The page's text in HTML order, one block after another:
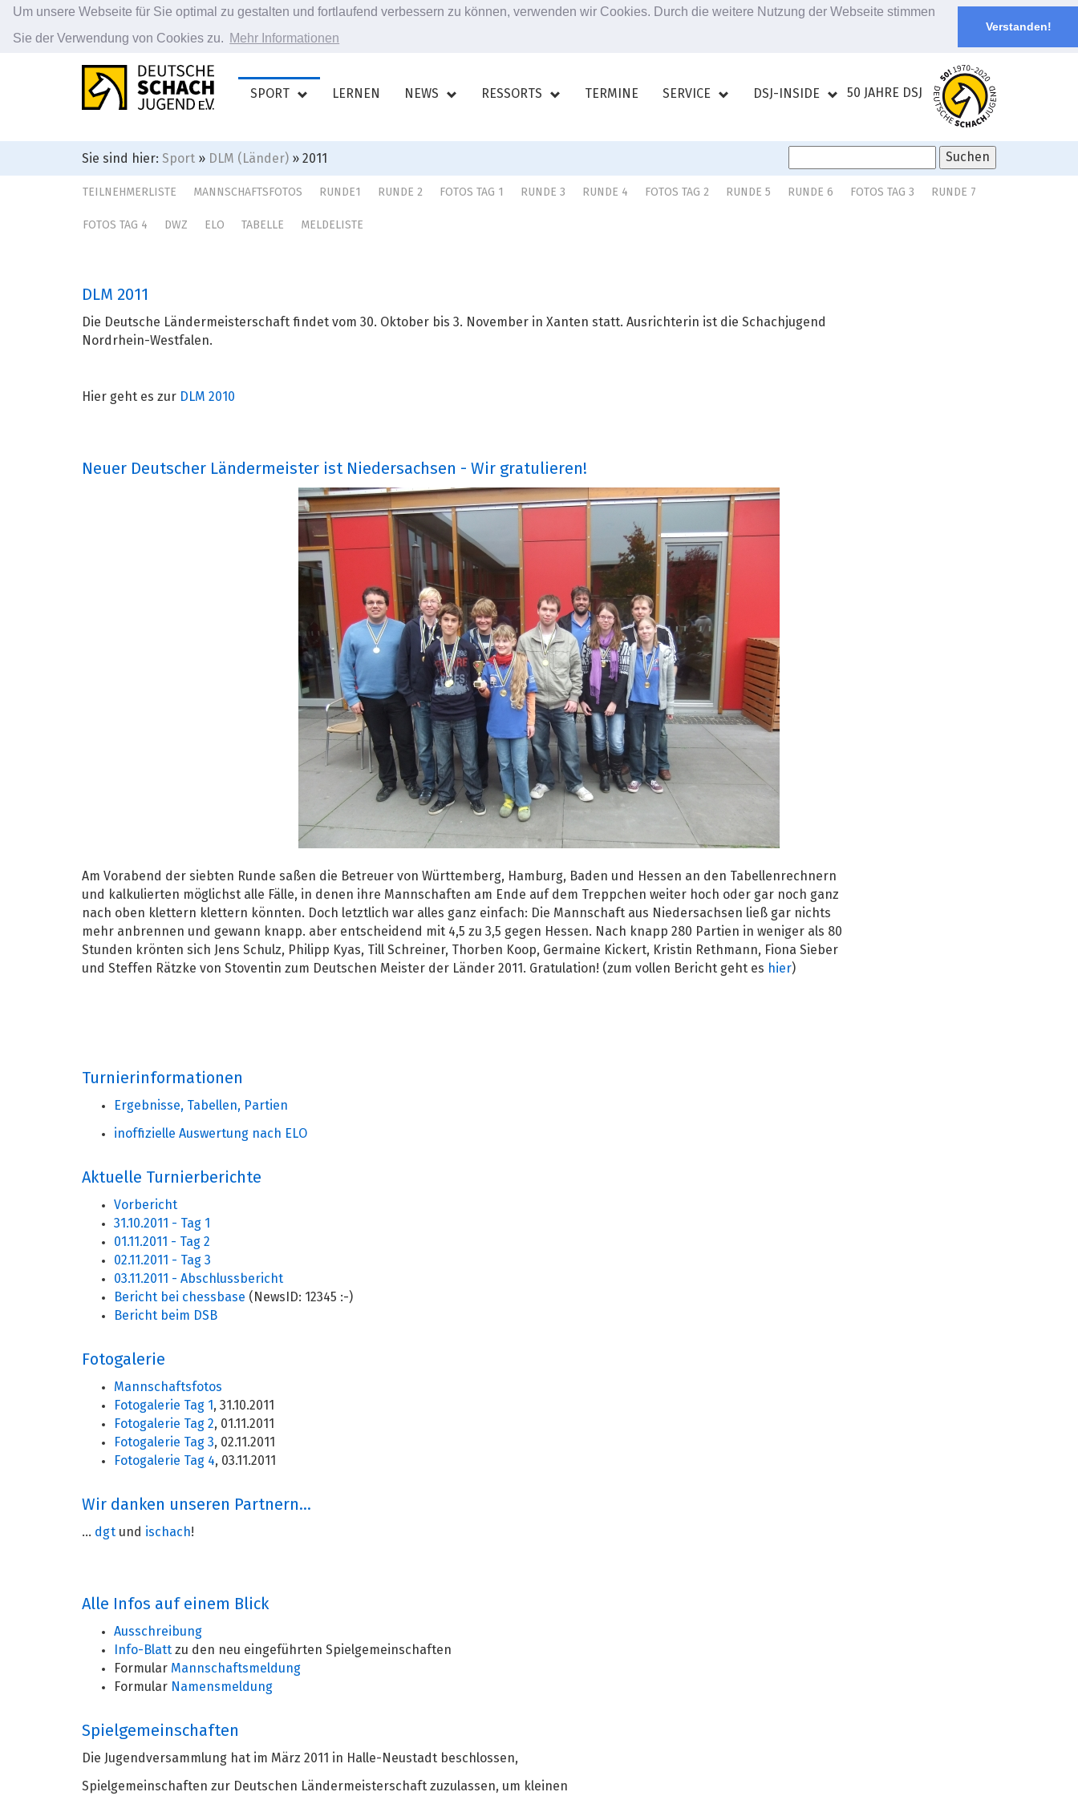
Um unsere Webseite für Sie optimal zu gestalten und fortlaufend verbessern zu können, verwenden wir Cookies. Durch die weitere Nutzung der Webseite stimmen
Sie der Verwendung von Cookies zu. Mehr Informationen
Verstanden!
SPORT LERNEN NEWS RESSORTS TERMINE SERVICE DSJ-INSIDE 50 JAHRE DSJ
Sie sind hier: Sport » DLM (Länder) » 2011
TEILNEHMERLISTE MANNSCHAFTSFOTOS RUNDE1 RUNDE 2 FOTOS TAG 1 RUNDE 3 RUNDE 4 FOTOS TAG 2 RUNDE 5 RUNDE 6 FOTOS TAG 3 RUNDE 7
FOTOS TAG 4 DWZ ELO TABELLE MELDELISTE
DLM 2011
Die Deutsche Ländermeisterschaft findet vom 30. Oktober bis 3. November in Xanten statt. Ausrichterin ist die Schachjugend
Nordrhein-Westfalen.
Hier geht es zur DLM 2010
Neuer Deutscher Ländermeister ist Niedersachsen - Wir gratulieren!
Am Vorabend der siebten Runde saßen die Betreuer von Württemberg, Hamburg, Baden und Hessen an den Tabellenrechnern
und kalkulierten möglichst alle Fälle, in denen ihre Mannschaften am Ende auf dem Treppchen weiter hoch oder gar noch ganz
nach oben klettern klettern könnten. Doch letztlich war alles ganz einfach: Die Mannschaft aus Niedersachsen ließ gar nichts
mehr anbrennen und gewann knapp. aber entscheidend mit 4,5 zu 3,5 gegen Hessen. Nach knapp 280 Partien in weniger als 80
Stunden krönten sich Jens Schulz, Philipp Kyas, Till Schreiner, Thorben Koop, Germaine Kickert, Kristin Rethmann, Fiona Sieber
und Steffen Rätzke von Stoventin zum Deutschen Meister der Länder 2011. Gratulation! (zum vollen Bericht geht es hier)
Turnierinformationen
Ergebnisse, Tabellen, Partien
inoffizielle Auswertung nach ELO
Aktuelle Turnierberichte
Vorbericht
31.10.2011 - Tag 1
01.11.2011 - Tag 2
02.11.2011 - Tag 3
03.11.2011 - Abschlussbericht
Bericht bei chessbase (NewsID: 12345 :-)
Bericht beim DSB
Fotogalerie
Mannschaftsfotos
Fotogalerie Tag 1 , 31.10.2011
Fotogalerie Tag 2, 01.11.2011
Fotogalerie Tag 3, 02.11.2011
Fotogalerie Tag 4, 03.11.2011
Wir danken unseren Partnern...
... dgt und ischach!
Alle Infos auf einem Blick
Ausschreibung
Info-Blatt zu den neu eingeführten Spielgemeinschaften
Formular Mannschaftsmeldung
Formular Namensmeldung
Spielgemeinschaften
Die Jugendversammlung hat im März 2011 in Halle-Neustadt beschlossen,
Spielgemeinschaften zur Deutschen Ländermeisterschaft zuzulassen, um kleinen